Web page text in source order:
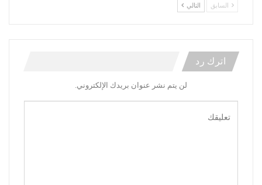
السابق التالي
اترك رد
لن يتم نشر عنوان بريدك الإلكتروني.